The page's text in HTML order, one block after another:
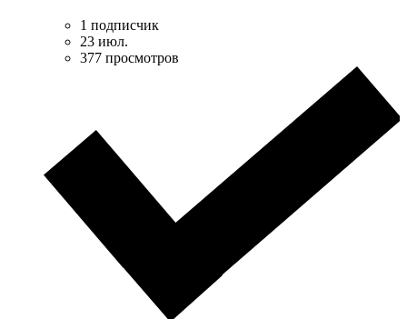
1 подписчик
23 июл.
377 просмотров